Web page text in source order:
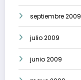
septiembre 2009
julio 2009
junio 2009